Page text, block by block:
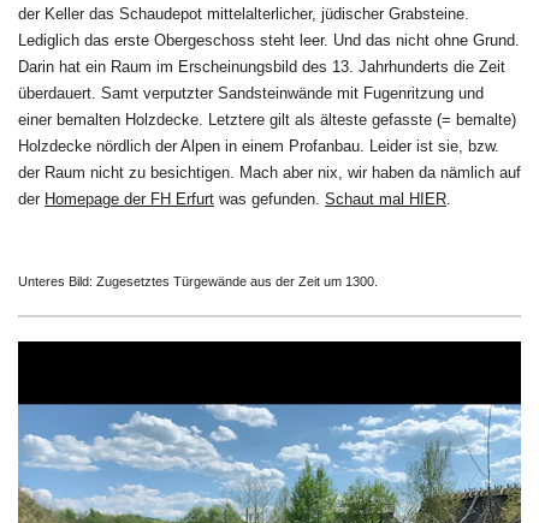
der Keller das Schaudepot mittelalterlicher, jüdischer Grabsteine.
Lediglich das erste Obergeschoss steht leer. Und das nicht ohne Grund.
Darin hat ein Raum im Erscheinungsbild des 13. Jahrhunderts die Zeit
überdauert. Samt verputzter Sandsteinwände mit Fugenritzung und
einer bemalten Holzdecke. Letztere gilt als älteste gefasste (= bemalte)
Holzdecke nördlich der Alpen in einem Profanbau. Leider ist sie, bzw.
der Raum nicht zu besichtigen. Mach aber nix, wir haben da nämlich auf
der Homepage der FH Erfurt was gefunden. Schaut mal HIER
Unteres Bild: Zugesetztes Türgewände aus der Zeit um 1300.